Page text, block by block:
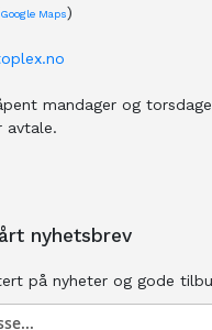
Google Maps)
mandager og
avtale.
nyhetsbrev
på nyheter og gode